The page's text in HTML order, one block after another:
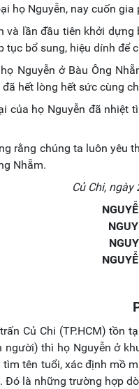
họ Nguyễn, nay cuốn
và lần đầu tiên khởi
tục bổ sung, hiệu dính để
Nguyễn ở Bàu Ông
hết lòng hết sức cùng
của họ Nguyễn đã nhiệt
rằng chúng ta luôn yêu
Nhẵm.
Củ Chi,
Củ Chi (TP.HCM) tồn
thì họ Nguyễn ở
tìm tên tuổi, xác định mồ
Đó là những trường hợp